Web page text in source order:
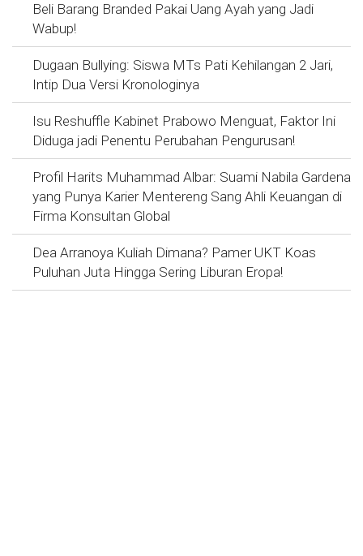
Beli Barang Branded Pakai Uang Ayah yang Jadi
Wabup!
Dugaan Bullying: Siswa MTs Pati Kehilangan 2 Jari,
Intip Dua Versi Kronologinya
Isu Reshuffle Kabinet Prabowo Menguat, Faktor Ini
Diduga jadi Penentu Perubahan Pengurusan!
Profil Harits Muhammad Albar: Suami Nabila Gardena
yang Punya Karier Mentereng Sang Ahli Keuangan di
Firma Konsultan Global
Dea Arranoya Kuliah Dimana? Pamer UKT Koas
Puluhan Juta Hingga Sering Liburan Eropa!